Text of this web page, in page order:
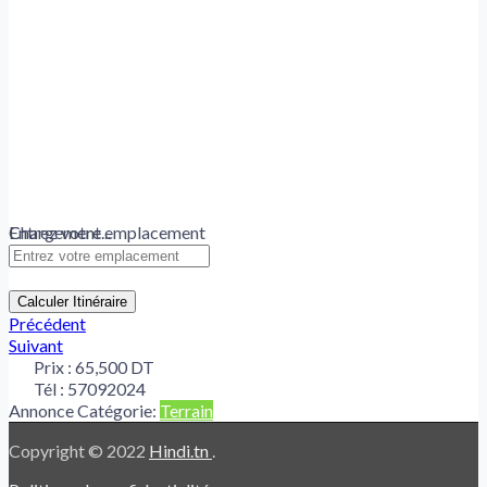
Chargement...
Entrez votre emplacement
Calculer Itinéraire
Précédent
Suivant
Prix : 65,500 DT
Tél : 57092024
Annonce Catégorie: Terrain
Copyright © 2022 Hindi.tn .